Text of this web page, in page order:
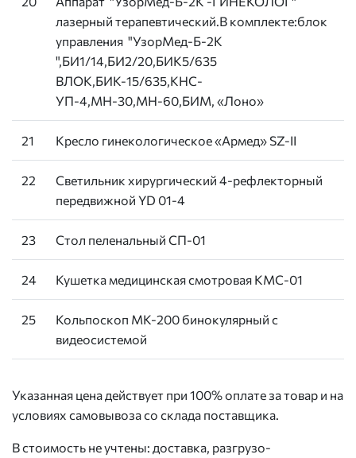
лазерный терапевтический.В комплекте:блок
управления "УзорМед-Б-2К
",БИ1/14,БИ2/20,БИК5/635
ВЛОК,БИК-15/635,КНС-
УП-4,МН-30,МН-60,БИМ, «Лоно»
21 Кресло гинекологическое «Армед» SZ-II
22
Светильник хирургический 4-рефлекторный
передвижной YD 01-4
23 Стол пеленальный СП-01
24 Кушетка медицинская смотровая КМС-01
25
Кольпоскоп МК-200 бинокулярный с
видеосистемой
Указанная цена действует при 100% оплате за товар и на
условиях самовывоза со склада поставщика.
В стоимость не учтены: доставка, разгрузо-